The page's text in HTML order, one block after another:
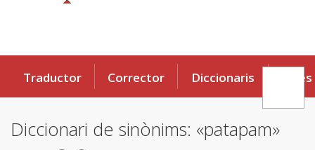
Traductor Corrector Diccionaris Eines
Diccionari de sinònims: «patapam»